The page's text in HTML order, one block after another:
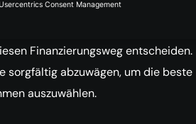
für Ihr Start-up zu beschaffen, hat
Finanzierungsweg entscheiden.
sorgfältig abzuwägen, um die beste
auszuwählen.